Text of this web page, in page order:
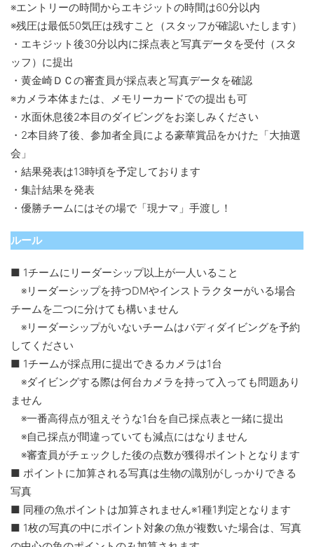
※エントリーの時間からエキジットの時間は60分以内
※残圧は最低50気圧は残すこと（スタッフが確認いたします）
・エキジット後30分以内に採点表と写真データを受付（スタ
ッフ）に提出
・黄金崎ＤＣの審査員が採点表と写真データを確認
※カメラ本体または、メモリーカードでの提出も可
・水面休息後2本目のダイビングをお楽しみください
・2本目終了後、参加者全員による豪華賞品をかけた「大抽選
会」
・結果発表は13時頃を予定しております
・集計結果を発表
・優勝チームにはその場で「現ナマ」手渡し！
ルール
■ 1チームにリーダーシップ以上が一人いること
※リーダーシップを持つDMやインストラクターがいる場合
チームを二つに分けても構いません
※リーダーシップがいないチームはバディダイビングを予約
してください
■ 1チームが採点用に提出できるカメラは1台
※ダイビングする際は何台カメラを持って入っても問題あり
ません
※一番高得点が狙えそうな1台を自己採点表と一緒に提出
※自己採点が間違っていても減点にはなりません
※審査員がチェックした後の点数が獲得ポイントとなります
■ ポイントに加算される写真は生物の識別がしっかりできる
写真
■ 同種の魚ポイントは加算されません※1種1判定となります
■ 1枚の写真の中にポイント対象の魚が複数いた場合は、写真